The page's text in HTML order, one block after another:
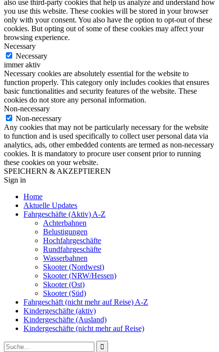
also use third-party cookies that help us analyze and understand how
you use this website. These cookies will be stored in your browser
only with your consent. You also have the option to opt-out of these
cookies. But opting out of some of these cookies may affect your
browsing experience.
Necessary
Necessary
immer aktiv
Necessary cookies are absolutely essential for the website to
function properly. This category only includes cookies that ensures
basic functionalities and security features of the website. These
cookies do not store any personal information.
Non-necessary
Non-necessary
Any cookies that may not be particularly necessary for the website
to function and is used specifically to collect user personal data via
analytics, ads, other embedded contents are termed as non-necessary
cookies. It is mandatory to procure user consent prior to running
these cookies on your website.
SPEICHERN & AKZEPTIEREN
Sign in
Home
Aktuelle Updates
Fahrgeschäfte (Aktiv) A-Z
Achterbahnen
Belustigungen
Hochfahrgeschäfte
Rundfahrgeschäfte
Wasserbahnen
Skooter (Nordwest)
Skooter (NRW/Hessen)
Skooter (Ost)
Skooter (Süd)
Fahrgeschäft (nicht mehr auf Reise) A-Z
Kindergeschäfte (aktiv)
Kindergeschäfte (Ausland)
Kindergeschäfte (nicht mehr auf Reise)